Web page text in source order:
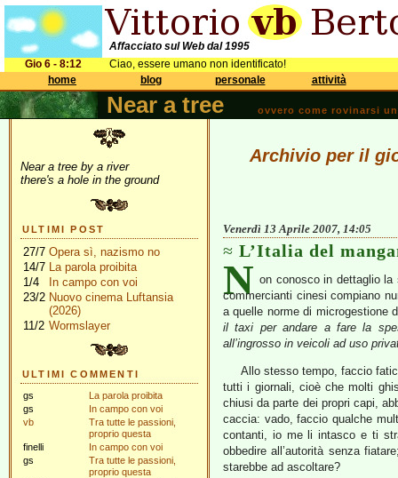
Affacciato sul Web dal 1995
Gio 6 - 8:12
Ciao, essere umano non identificato!
home
blog personale attività
Near a tree ovvero come rovinarsi
Near a tree by a river
there's a hole in the ground
ULTIMI POST
27/7 Opera sì, nazismo no
14/7 La parola proibita
1/4
In campo con voi
23/2 Nuovo cinema Luftansia
(2026)
11/2 Wormslayer
ULTIMI COMMENTI
gs
La parola proibita
gs
In campo con voi
vb
Tra tutte le passioni,
proprio questa
finelli
In campo con voi
gs
Tra tutte le passioni,
proprio questa
Archivio per il
Venerdì 13 Aprile 2007, 14:05
L’Italia del
N on conosco in dettaglio
commercianti cinesi compiano
a quelle norme di microgestione
il taxi per andare a fare la
all’ingrosso in veicoli ad uso
Allo stesso tempo, faccio
tutti i giornali, cioè che molti
chiusi da parte dei propri capi,
caccia: vado, faccio qualche
contanti, io me li intasco e ti
obbedire all’autorità senza
starebbe ad ascoltare?